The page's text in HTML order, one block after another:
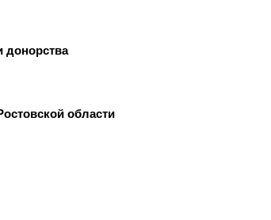
донорства
области